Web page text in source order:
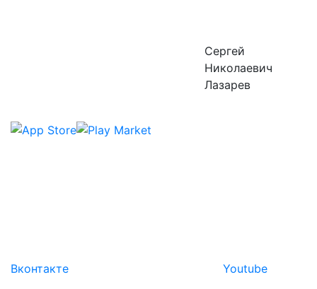
Сергей
Николаевич
Лазарев
Вконтакте
Youtube